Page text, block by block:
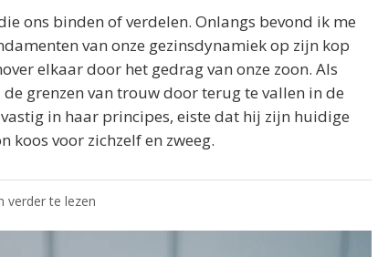
ons binden of verdelen. Onlangs bevond ik me
van onze gezinsdynamiek op zijn kop
elkaar door het gedrag van onze zoon. Als
grenzen van trouw door terug te vallen in de
in haar principes, eiste dat hij zijn huidige
koos voor zichzelf en zweeg.
verder te lezen